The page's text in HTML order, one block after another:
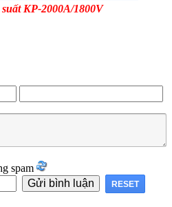
KP-2000A/1800V